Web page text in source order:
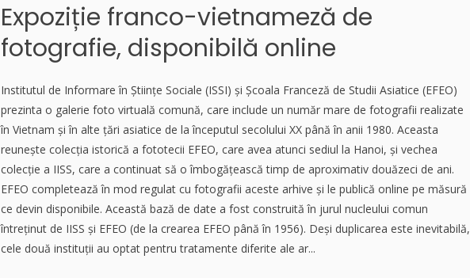
Expoziție franco-vietnameză de
fotografie, disponibilă online
Institutul de Informare în Științe Sociale (ISSI) și Școala Franceză de Studii Asiatice (EFEO)
prezinta o galerie foto virtuală comună, care include un număr mare de fotografii realizate
în Vietnam și în alte țări asiatice de la începutul secolului XX până în anii 1980. Aceasta
reunește colecția istorică a fototecii EFEO, care avea atunci sediul la Hanoi, și vechea
colecție a IISS, care a continuat să o îmbogățească timp de aproximativ douăzeci de ani.
EFEO completează în mod regulat cu fotografii aceste arhive și le publică online pe măsură
ce devin disponibile. Această bază de date a fost construită în jurul nucleului comun
întreținut de IISS și EFEO (de la crearea EFEO până în 1956). Deși duplicarea este inevitabilă,
cele două instituții au optat pentru tratamente diferite ale ar...